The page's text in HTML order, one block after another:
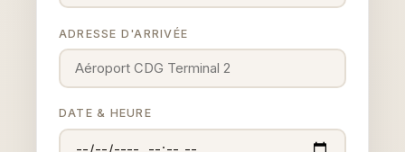
ADRESSE D'ARRIVÉE
DATE & HEURE